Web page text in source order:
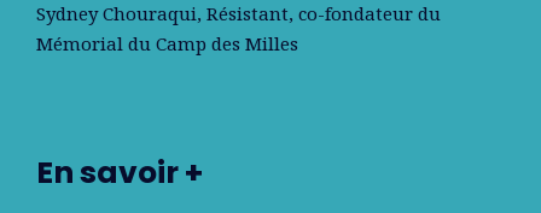
Sydney Chouraqui, Résistant, co-fondateur du
Mémorial du Camp des Milles
En savoir +